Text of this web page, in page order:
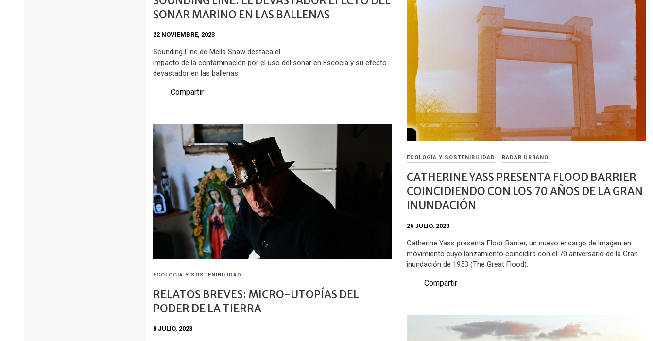
SONAR MARINO EN LAS BALLENAS
22 NOVIEMBRE, 2023
Sounding Line de Mella Shaw destaca el
impacto de la contaminación por el uso del sonar en Escocia y su efecto
devastador en las ballenas.
Compartir
ECOLOGÍA Y SOSTENIBILIDAD RADAR URBANO
CATHERINE YASS PRESENTA FLOOD BARRIER
COINCIDIENDO CON LOS 70 AÑOS DE LA GRAN
INUNDACIÓN
26 JULIO, 2023
Catherine Yass presenta Floor Barrier, un nuevo encargo de imagen en
movimiento cuyo lanzamiento coincidirá con el 70 aniversario de la Gran
inundación de 1953 (The Great Flood).
Compartir
ECOLOGÍA Y SOSTENIBILIDAD
RELATOS BREVES: MICRO-UTOPÍAS DEL
PODER DE LA TIERRA
8 JULIO, 2023